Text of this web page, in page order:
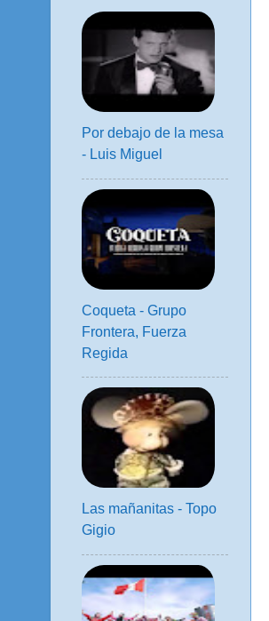
Por debajo de la mesa
- Luis Miguel
Coqueta - Grupo
Frontera, Fuerza
Regida
Las mañanitas - Topo
Gigio